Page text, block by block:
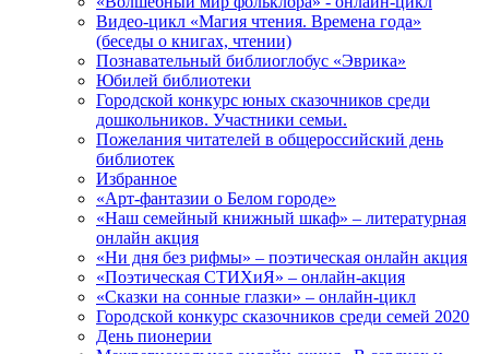
Видео-цикл «Магия чтения. Времена года»
(беседы о книгах, чтении)
Познавательный библиоглобус «Эврика»
Юбилей библиотеки
Городской конкурс юных сказочников среди
дошкольников. Участники семьи.
Пожелания читателей в общероссийский день
библиотек
Избранное
«Арт-фантазии о Белом городе»
«Наш семейный книжный шкаф» – литературная
онлайн акция
«Ни дня без рифмы» – поэтическая онлайн акция
«Поэтическая СТИХиЯ» – онлайн-акция
«Сказки на сонные глазки» – онлайн-цикл
Городской конкурс сказочников среди семей 2020
День пионерии